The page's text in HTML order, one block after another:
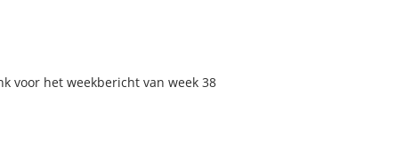
voor het weekbericht van week 38